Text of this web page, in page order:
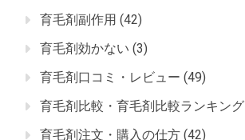
育毛剤副作用 (42)
育毛剤効かない (3)
育毛剤口コミ・レビュー (49)
育毛剤比較・育毛剤比較ランキング
育毛剤注文・購入の仕方 (42)